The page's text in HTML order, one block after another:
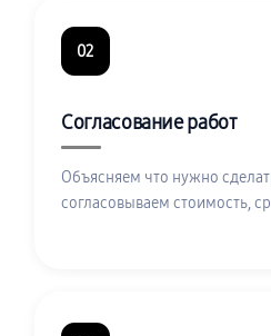
02
Согласование работ
Объясняем что нужно
согласовываем стоимость,